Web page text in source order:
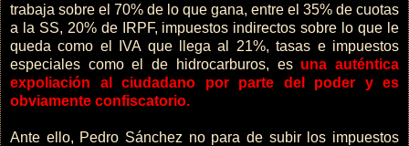
trabaja sobre el 70% de lo que gana, entre el 35% de cuotas
a la SS, 20% de IRPF, impuestos indirectos sobre lo que le
queda como el IVA que llega al 21%, tasas e impuestos
especiales como el de hidrocarburos, es una auténtica
expoliación al ciudadano por parte del poder y es
obviamente confiscatorio.
Ante ello, Pedro Sánchez no para de subir los impuestos